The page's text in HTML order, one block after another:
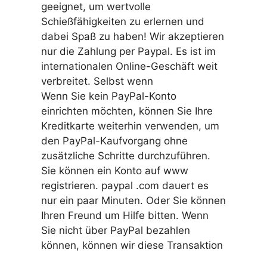
geeignet, um wertvolle
Schießfähigkeiten zu erlernen und
dabei Spaß zu haben! Wir akzeptieren
nur die Zahlung per Paypal. Es ist im
internationalen Online-Geschäft weit
verbreitet. Selbst wenn
Wenn Sie kein PayPal-Konto
einrichten möchten, können Sie Ihre
Kreditkarte weiterhin verwenden, um
den PayPal-Kaufvorgang ohne
zusätzliche Schritte durchzuführen.
Sie können ein Konto auf www
registrieren. paypal .com dauert es
nur ein paar Minuten. Oder Sie können
Ihren Freund um Hilfe bitten. Wenn
Sie nicht über PayPal bezahlen
können, können wir diese Transaktion